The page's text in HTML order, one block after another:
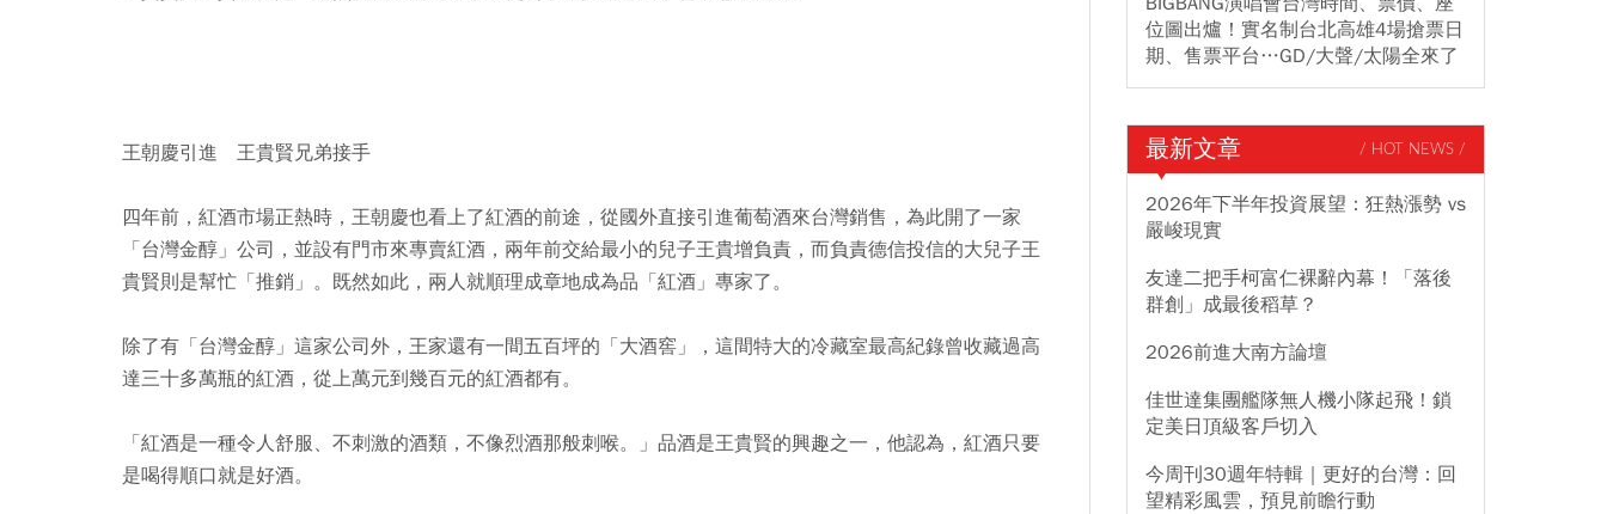
王朝慶引進 王貴賢兄弟接手
四年前，紅酒市場正熱時，王朝慶也看上了紅酒的前途，從國外直接引進葡萄酒來台灣銷售，為此開了一家
「台灣金醇」公司，並設有門市來專賣紅酒，兩年前交給最小的兒子王貴增負責，而負責德信投信的大兒子王
貴賢則是幫忙「推銷」。既然如此，兩人就順理成章地成為品「紅酒」專家了。
除了有「台灣金醇」這家公司外，王家還有一間五百坪的「大酒窖」，這間特大的冷藏室最高紀錄曾收藏過高
達三十多萬瓶的紅酒，從上萬元到幾百元的紅酒都有。
「紅酒是一種令人舒服、不刺激的酒類，不像烈酒那般刺喉。」品酒是王貴賢的興趣之一，他認為，紅酒只要
是喝得順口就是好酒。
位圖出爐！實名制台北高雄4場搶票日
期、售票平台…GD/大聲/太陽全來了
最新文章 / HOT NEWS /
2026年下半年投資展望：狂熱漲勢 vs
嚴峻現實
友達二把手柯富仁裸辭內幕！「落後
群創」成最後稻草？
2026前進大南方論壇
佳世達集團艦隊無人機小隊起飛！鎖
定美日頂級客戶切入
今周刊30週年特輯｜更好的台灣：回
望精彩風雲，預見前瞻行動